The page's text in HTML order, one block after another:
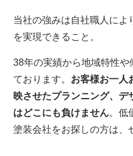
当社の強みは自社職人によ
を実現できること。
38年の実績から地域特性
ております。 お客様お一人
映させたプランニング、デ
はどこにも負けません。低
塗装会社をお探しの方は、